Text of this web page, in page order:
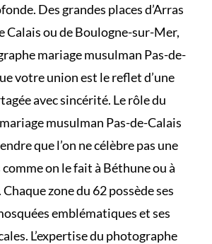
Des grandes places d’Arras
Calais ou de Boulogne-sur-Mer,
mariage musulman Pas-de-
votre union est le reflet d’une
avec sincérité. Le rôle du
musulman Pas-de-Calais
que l’on ne célèbre pas une
comme on le fait à Béthune ou à
zone du 62 possède ses
emblématiques et ses
L’expertise du photographe